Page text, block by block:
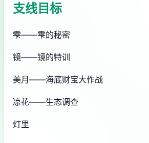
支线目标
雫——雫的秘密
镜——镜的特训
美月——海底财宝大作战
凉花——生态调查
灯里